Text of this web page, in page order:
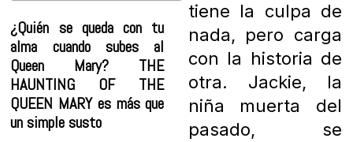
¿Quién se queda con tu
alma cuando subes al
Queen Mary? THE
HAUNTING OF THE
QUEEN MARY es más que
un simple susto
tiene la culpa de
nada, pero carga
con la historia de
otra. Jackie, la
niña muerta del
pasado, se